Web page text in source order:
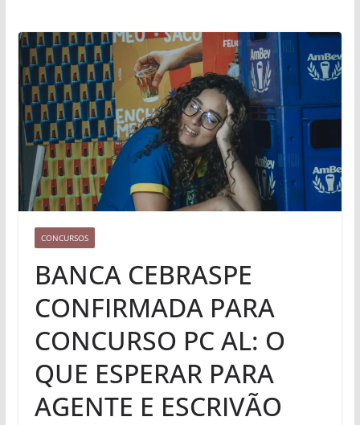
CONCURSOS
BANCA CEBRASPE
CONFIRMADA PARA
CONCURSO PC AL: O
QUE ESPERAR PARA
AGENTE E ESCRIVÃO